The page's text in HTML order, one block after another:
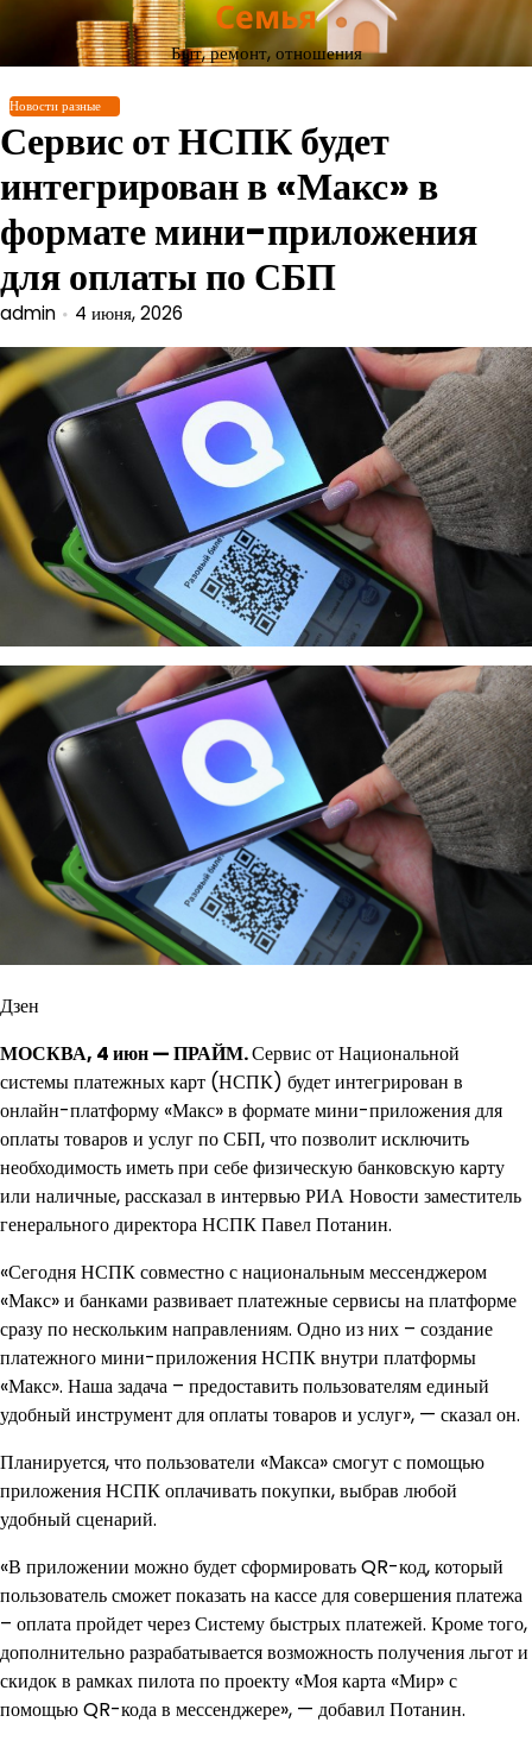
Перейти
содержимому
Семья
Быт, ремонт, отношения
Новости разные
Сервис от НСПК будет
интегрирован в «Макс» в
формате мини-приложения
для оплаты по СБП
admin 4 июня, 2026
Дзен
МОСКВА, 4 июн — ПРАЙМ.Сервис от Национальной
системы платежных карт (НСПК) будет интегрирован в
онлайн-платформу «Макс» в формате мини-приложения для
оплаты товаров и услуг по СБП, что позволит исключить
необходимость иметь при себе физическую банковскую карту
или наличные, рассказал в интервью РИА Новости заместитель
генерального директора НСПК Павел Потанин.
«Сегодня НСПК совместно с национальным мессенджером
«Макс» и банками развивает платежные сервисы на платформе
сразу по нескольким направлениям. Одно из них – создание
платежного мини-приложения НСПК внутри платформы
«Макс». Наша задача – предоставить пользователям единый
удобный инструмент для оплаты товаров и услуг», — сказал он.
Планируется, что пользователи «Макса» смогут с помощью
приложения НСПК оплачивать покупки, выбрав любой
удобный сценарий.
«В приложении можно будет сформировать QR-код, который
пользователь сможет показать на кассе для совершения платежа
– оплата пройдет через Систему быстрых платежей. Кроме того,
дополнительно разрабатывается возможность получения льгот и
скидок в рамках пилота по проекту «Моя карта «Мир» с
помощью QR-кода в мессенджере», — добавил Потанин.